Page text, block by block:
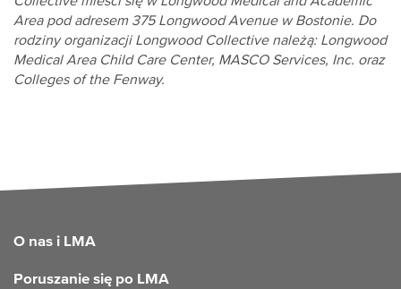
Area pod adresem 375 Longwood Avenue w Bostonie. Do
rodziny organizacji Longwood Collective należą: Longwood
Medical Area Child Care Center, MASCO Services, Inc. oraz
Colleges of the Fenway.
FOOTER
O nas i LMA
Poruszanie się po LMA